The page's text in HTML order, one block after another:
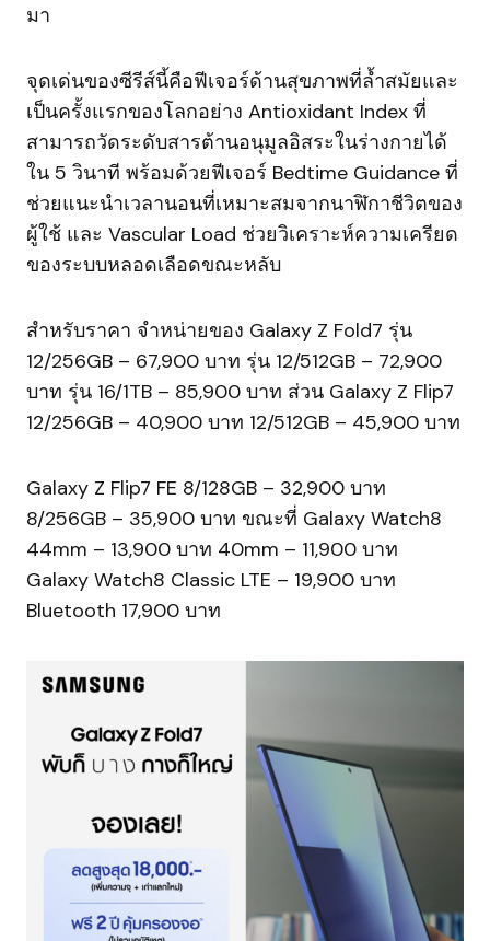
มา
จุดเด่นของซีรีส์นี้คือฟีเจอร์ด้านสุขภาพที่ล้ำสมัยและ
เป็นครั้งแรกของโลกอย่าง Antioxidant Index ที่
สามารถวัดระดับสารต้านอนุมูลอิสระในร่างกายได้
ใน 5 วินาที พร้อมด้วยฟีเจอร์ Bedtime Guidance ที่
ช่วยแนะนำเวลานอนที่เหมาะสมจากนาฬิกาชีวิตของ
ผู้ใช้ และ Vascular Load ช่วยวิเคราะห์ความเครียด
ของระบบหลอดเลือดขณะหลับ
สำหรับราคา จำหน่ายของ Galaxy Z Fold7 รุ่น
12/256GB – 67,900 บาท รุ่น 12/512GB – 72,900
บาท รุ่น 16/1TB – 85,900 บาท ส่วน Galaxy Z Flip7
12/256GB – 40,900 บาท 12/512GB – 45,900 บาท
Galaxy Z Flip7 FE 8/128GB – 32,900 บาท
8/256GB – 35,900 บาท ขณะที่ Galaxy Watch8
44mm – 13,900 บาท 40mm – 11,900 บาท
Galaxy Watch8 Classic LTE – 19,900 บาท
Bluetooth 17,900 บาท